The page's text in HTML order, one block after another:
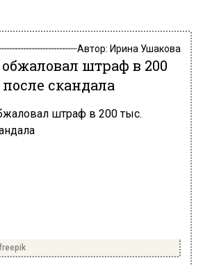
Автор: Ирина Ушакова
штраф в 200
скандала